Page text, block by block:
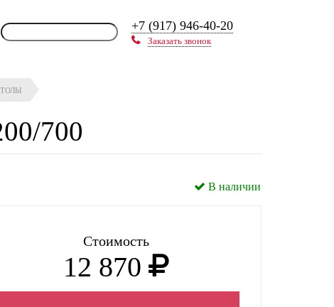
+7 (917) 946-40-20
Заказать звонок
700
В наличии
Стоимость
12 870